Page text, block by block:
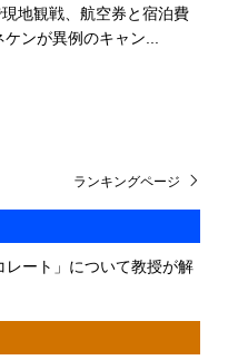
地観戦、航空券と宿泊費
ンが異例のキャン...
ート」について教授が解
ランキングページ